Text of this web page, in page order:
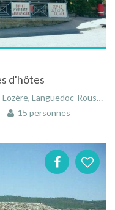
d'hôtes
Roussillon, Occitanie, France
15 personnes